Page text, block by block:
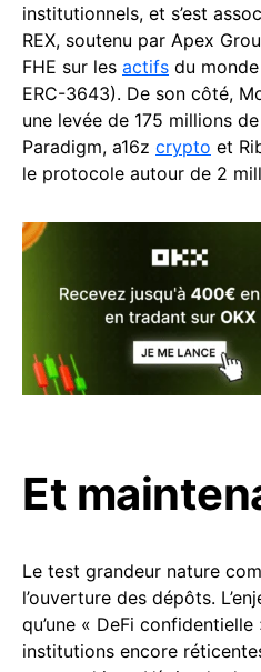
institutionnels, et s’est
REX, soutenu par Apex
FHE sur les actifs du
ERC-3643). De son côté,
une levée de 175 millions
Paradigm, a16z crypto et
le protocole autour de 2
Et
Le test grandeur nature
l’ouverture des dépôts.
qu’une « DeFi
institutions encore